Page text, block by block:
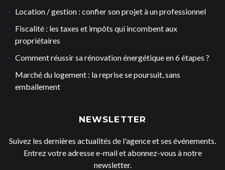
Location / gestion : confier son projet à un professionnel
Fiscalité : les taxes et impôts qui incombent aux
propriétaires
Comment réussir sa rénovation énergétique en 6 étapes ?
Marché du logement : la reprise se poursuit, sans
emballement
NEWSLETTER
Suivez les dernières actualités de l'agence et ses événements.
Entrez votre adresse e-mail et abonnez-vous à notre
newsletter.